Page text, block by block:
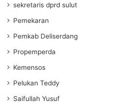
sekretaris dprd sulut
Pemekaran
Pemkab Deliserdang
Propemperda
Kemensos
Pelukan Teddy
Saifullah Yusuf